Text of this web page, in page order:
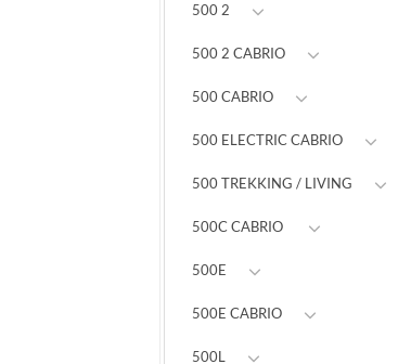
500 2
500 2 CABRIO
500 CABRIO
500 ELECTRIC CABRIO
500 TREKKING / LIVING
500C CABRIO
500E
500E CABRIO
500L